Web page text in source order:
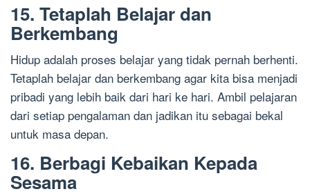
15. Tetaplah Belajar dan
Berkembang
Hidup adalah proses belajar yang tidak pernah berhenti.
Tetaplah belajar dan berkembang agar kita bisa menjadi
pribadi yang lebih baik dari hari ke hari. Ambil pelajaran
dari setiap pengalaman dan jadikan itu sebagai bekal
untuk masa depan.
16. Berbagi Kebaikan Kepada
Sesama